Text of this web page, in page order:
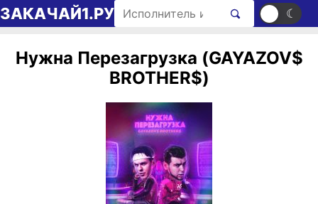
Перейти к содержимому
ЗАКАЧАЙ1.РУ Поиск рингтонов ☀ ☾
Нужна Перезагрузка (GAYAZOV$
BROTHER$)